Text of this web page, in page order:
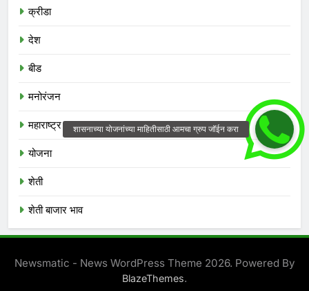
क्रीडा
देश
बीड
मनोरंजन
महाराष्ट्र
योजना
शेती
शेती बाजार भाव
Newsmatic - News WordPress Theme 2026. Powered By
BlazeThemes.